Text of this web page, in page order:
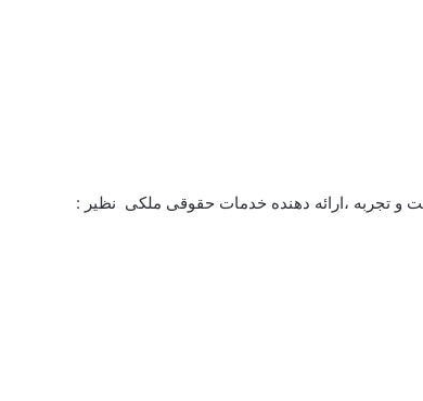
و تجربه ،ارائه دهنده خدمات حقوقی ملکی نظیر :